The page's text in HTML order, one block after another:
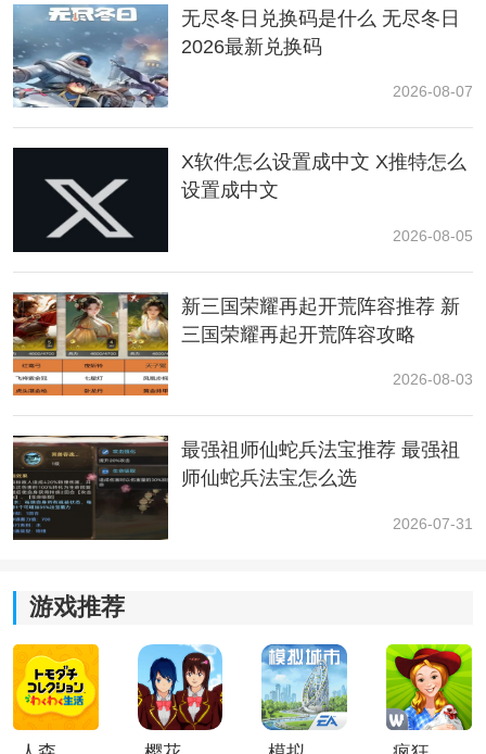
后期带加连击的内功，成型以后峨眉的连击率是比较稳
定的。
暴击率是一个比较廉价的属性，有很多能加暴击率的内
来的增益并不是特别需要。
在没有足够内功的情况下，携带武当斩，开局放一次斩
（或2-3次）提高暴击率，顺便把气力调整到1，蓄气两次
再使用峨眉绝式。
无尽冬日兑换码是什么 无尽冬日
2026最新兑换码
2026-08-07
X软件怎么设置成中文 X推特怎么
设置成中文
2026-08-05
新三国荣耀再起开荒阵容推荐 新
三国荣耀再起开荒阵容攻略
2026-08-03
最强祖师仙蛇兵法宝推荐 最强祖
师仙蛇兵法宝怎么选
2026-07-31
游戏推荐